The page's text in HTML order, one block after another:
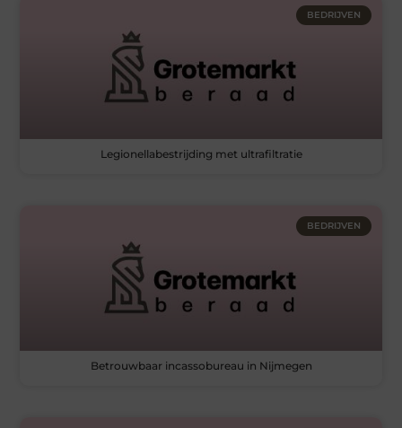
BEDRIJVEN
Legionellabestrijding met ultrafiltratie
BEDRIJVEN
Betrouwbaar incassobureau in Nijmegen